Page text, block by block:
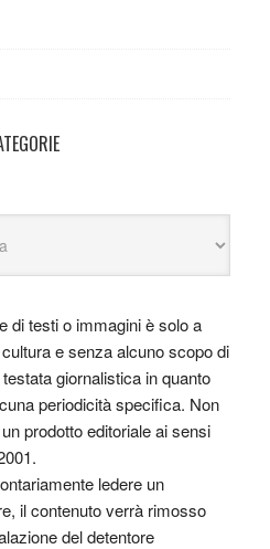
di testi o immagini è solo a
e senza alcuno scopo di
giornalistica in quanto
periodicità specifica. Non
prodotto editoriale ai sensi
ledere un
il contenuto verrà rimosso
del detentore